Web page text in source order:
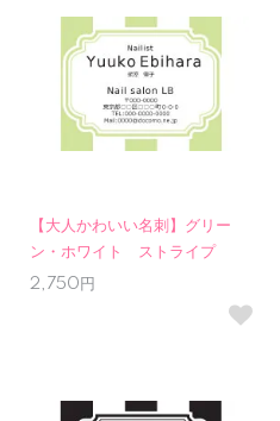
【大人かわいい名刺】グリー
ン・ホワイト ストライプ
2,750円